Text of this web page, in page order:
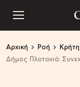
Αρχική Ροή Κρήτη
Δήμος Πλατανιά: